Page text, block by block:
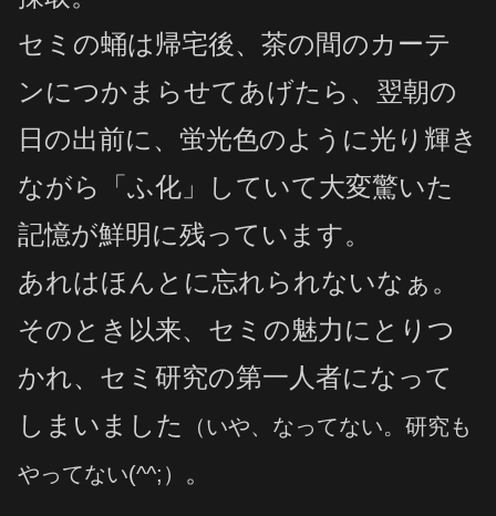
セミの蛹は帰宅後、茶の間のカーテ
ンにつかまらせてあげたら、翌朝の
日の出前に、蛍光色のように光り輝き
ながら「ふ化」していて大変驚いた
記憶が鮮明に残っています。
あれはほんとに忘れられないなぁ。
そのとき以来、セミの魅力にとりつ
かれ、セミ研究の第一人者になって
しまいました
（いや、なってない。研究も
やってない(^^;） 。